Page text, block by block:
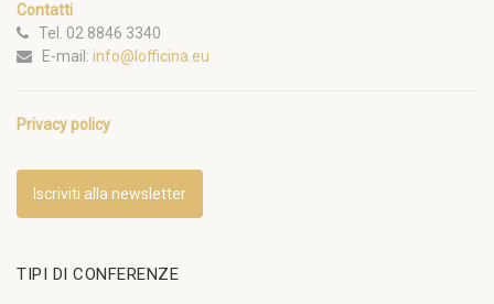
Contatti
Tel. 02 8846 3340
E-mail: info@lofficina.eu
Privacy policy
Iscriviti alla newsletter
TIPI DI CONFERENZE